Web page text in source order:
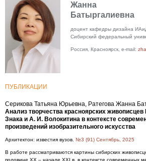
Жанна
Батыргалиевна
доцент кафедры дизайна
Сибирский федеральный
Россия, Красноярск, e-mail:
ПУБЛИКАЦИИ
Серикова Татьяна Юрьевна, Ратегова Жанна
Анализ творчества красноярских
Знака и А. И. Волокитина в контексте
произведений изобразительного искусства
Архитектон: известия вузов. №3 (91) Сентябрь, 2025
В работе рассматриваются картины сибирских
половине XX – начале XXI в. в контексте современных